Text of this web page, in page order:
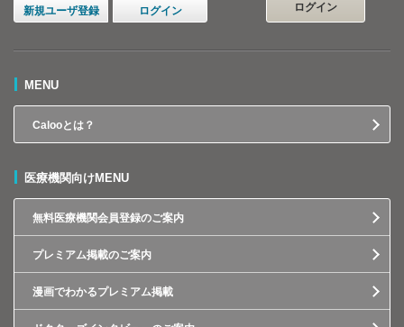
新規ユーザ登録 ログイン
ログイン
MENU
Calooとは？
医療機関向けMENU
無料医療機関会員登録のご案内
プレミアム掲載のご案内
漫画でわかるプレミアム掲載